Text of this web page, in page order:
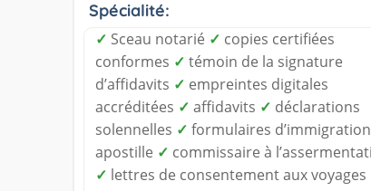
Spécialité:
✓ Sceau notarié ✓ copies certifiées
conformes ✓ témoin de la signature
d’affidavits ✓ empreintes digitales
accréditées ✓ affidavits ✓ déclarations
solennelles ✓ formulaires d’immigration
apostille ✓ commissaire à
✓ lettres de consentement aux voyages